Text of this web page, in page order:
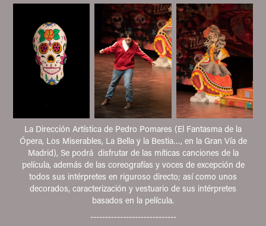
La Dirección Artística de Pedro Pomares (El Fantasma de la
Ópera, Los Miserables, La Bella y la Bestia…, en la Gran Vía de
Madrid), Se podrá disfrutar de las míticas canciones de la
película, además de las coreografías y voces de excepción de
todos sus intérpretes en riguroso directo; así como unos
decorados, caracterización y vestuario de sus intérpretes
basados en la película.
-----------------------------